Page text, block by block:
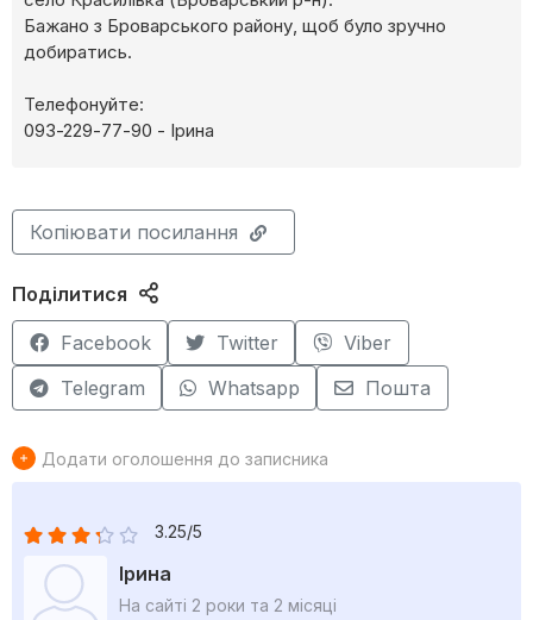
Бажано з Броварського району, щоб було зручно
добиратись.
Телефонуйте:
093-229-77-90 - Ірина
Копіювати посилання
Поділитися
Facebook Twitter
Viber
Telegram
Whatsapp Пошта
Додати оголошення до записника
3.25/5
Ірина
На сайті 2 роки та 2 місяці